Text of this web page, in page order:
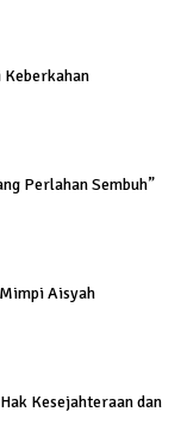
Keberkahan
Perlahan Sembuh”
Aisyah
Kesejahteraan dan